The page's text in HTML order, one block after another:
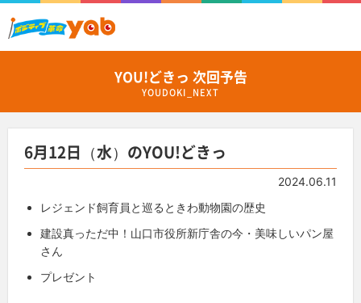
YOU!どきっ 次回予告
YOUDOKI_NEXT
6月12日（水）のYOU!どきっ
2024.06.11
レジェンド飼育員と巡るときわ動物園の歴史
建設真っただ中！山口市役所新庁舎の今・美味しいパン屋
さん
プレゼント